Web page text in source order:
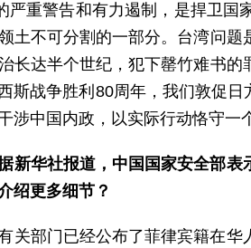
严重警告和有力遏制，是捍卫
土不可分割的一部分。台湾问
长达半个世纪，犯下罄竹难书
斯战争胜利80周年，我们敦促
涉中国内政，以实际行动恪守一
新华社报道，中国国家安全部
绍更多细节？
关部门已经公布了菲律宾籍在